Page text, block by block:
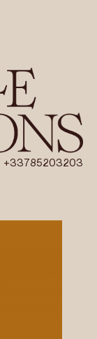
+33785203203